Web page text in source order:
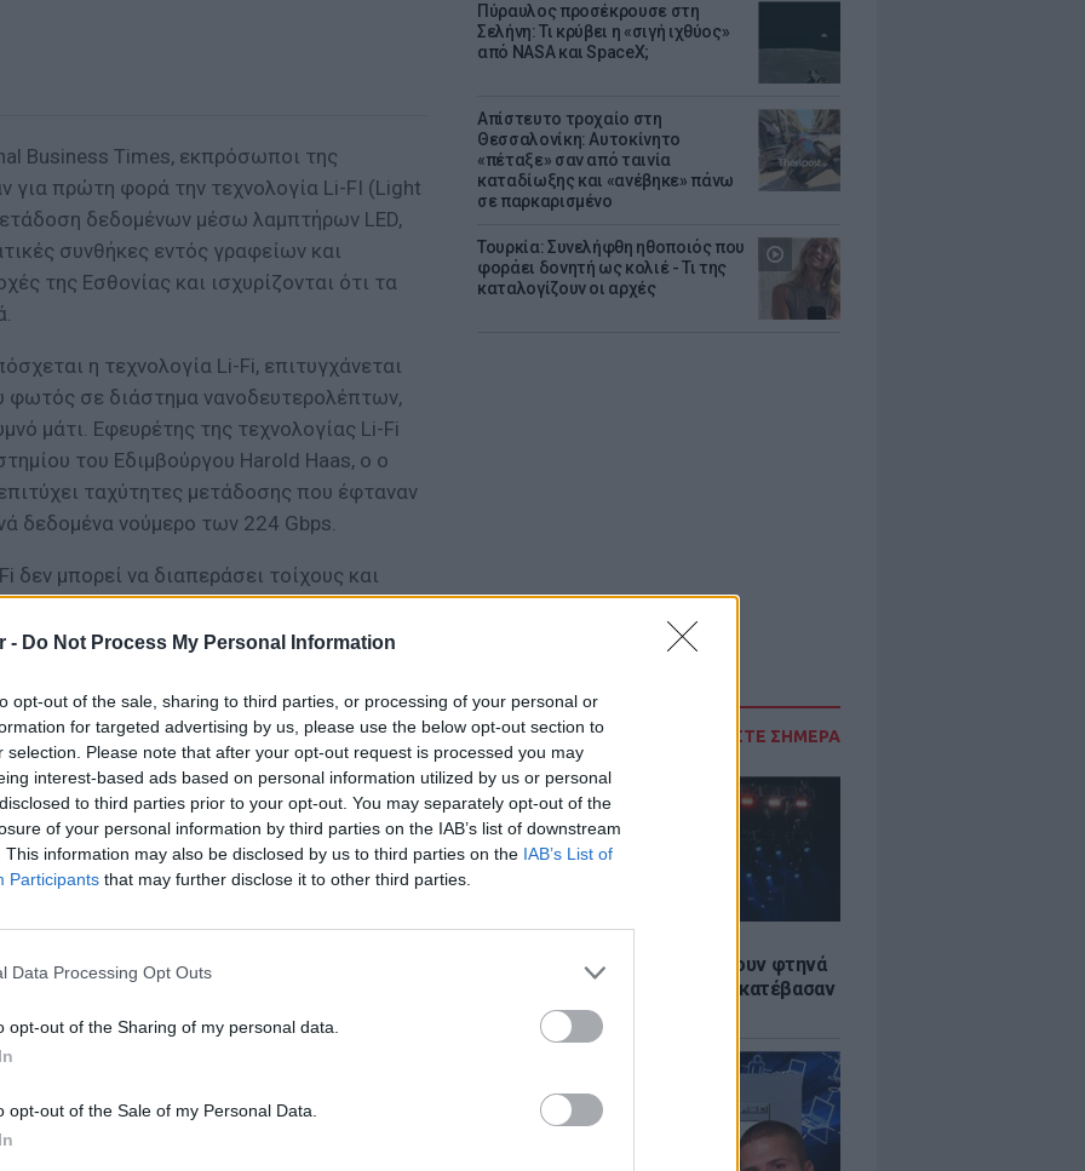
- Do Not Process My Personal Information
opt-out of the sale, sharing to third parties, or processing of your personal or
for targeted advertising by us, please use the below opt-out section to
selection. Please note that after your opt-out request is processed you may
interest-based ads based on personal information utilized by us or personal
to third parties prior to your opt-out. You may separately opt-out of the
of your personal information by third parties on the IAB’s list of downstream
This information may also be disclosed by us to third parties on the IAB’s List of
Participants that may further disclose it to other third parties.
Data Processing Opt Outs
opt-out of the Sharing of my personal data.
opt-out of the Sale of my Personal Data.
Πύραυλος προσέκρουσε στη
Σελήνη: Τι κρύβει η «σιγή ιχθύος»
από NASA και SpaceX;
Απίστευτο τροχαίο στη
Θεσσαλονίκη: Αυτοκίνητο
«πέταξε» σαν από ταινία
καταδίωξης και «ανέβηκε» πάνω
σε παρκαρισμένο
Τουρκία: Συνελήφθη ηθοποιός που
φοράει δoνητή ως κολιέ - Τι της
καταλογίζουν οι αρχές
ΔΙΑΒΑΣΤΕ ΣΗΜΕΡΑ
Οι συναυλίες επιτέλους βγάζουν φτηνά
εισιτήρια - Ποιοι καλλιτέχνες κατέβασαν
τις τιμές
Business Times, εκπρόσωποι της
για πρώτη φορά την τεχνολογία Li-FI (Light
δεδομένων μέσω λαμπτήρων LED,
συνθήκες εντός γραφείων και
της Εσθονίας και ισχυρίζονται ότι τα
η τεχνολογία Li-Fi, επιτυγχάνεται
φωτός σε διάστημα νανοδευτερολέπτων,
μάτι. Εφευρέτης της τεχνολογίας Li-Fi
του Εδιμβούργου Harold Haas, o ο
ταχύτητες μετάδοσης που έφταναν
δεδομένα νούμερο των 224 Gbps.
δεν μπορεί να διαπεράσει τοίχους και
δεδομένα μέσω φωτός, οπότε η
όμως οι επιστήμονες
και ιδανικό για την διασύνδεση
του Internet of Things. Αν και απέχουμε
δικτύων και συνδέσεων Li-Fi, o
υποστηρίζει ότi μια σύνδεση
18 ταινιών του 1,5Gb η κάθε μια, σε ένα
ΔΙΑΦΗΜΙΣΗ